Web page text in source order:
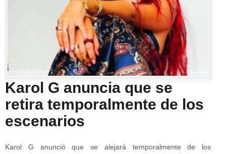
Karol G anuncia que se
retira temporalmente de los
escenarios
Karol G anunció que se alejará temporalmente de los